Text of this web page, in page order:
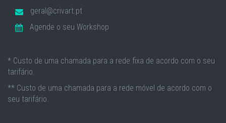
geral@crivart.pt
Agende o seu Workshop
* Custo de uma chamada para a rede fixa de acordo com o seu
tarifário.
** Custo de uma chamada para a rede móvel de acordo com o
seu tarifário.